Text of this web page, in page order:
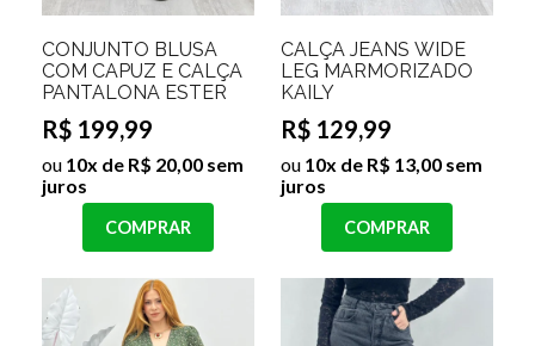
CONJUNTO BLUSA
COM CAPUZ E CALÇA
PANTALONA ESTER
R$ 199,99
ou 10x de R$ 20,00 sem
juros
COMPRAR
CALÇA JEANS WIDE
LEG MARMORIZADO
KAILY
R$ 129,99
ou 10x de R$ 13,00 sem
juros
COMPRAR